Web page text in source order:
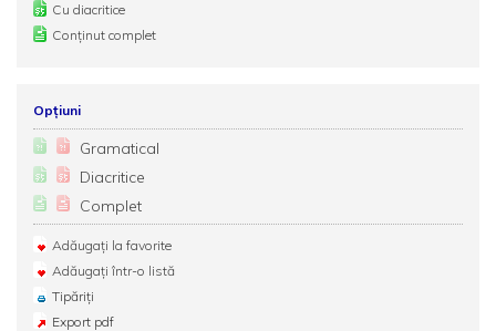
Cu diacritice
Conținut complet
Opțiuni
Gramatical
Diacritice
Complet
Adăugați la favorite
Adăugați într-o listă
Tipăriți
Export pdf